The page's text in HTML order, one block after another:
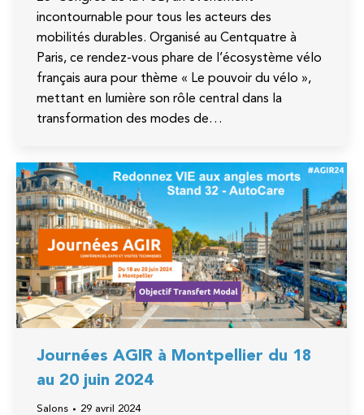
incontournable pour tous les acteurs des
mobilités durables. Organisé au Centquatre à
Paris, ce rendez-vous phare de l’écosystème vélo
français aura pour thème « Le pouvoir du vélo »,
mettant en lumière son rôle central dans la
transformation des modes de…
Journées AGIR à Montpellier du 18
au 20 juin 2024
Salons 29 avril 2024